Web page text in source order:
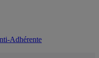
Adhérente